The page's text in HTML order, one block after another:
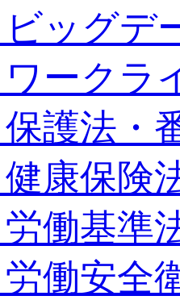
ビッグデ
ワークラ
保護法・
健康保険
労働基準
労働安全